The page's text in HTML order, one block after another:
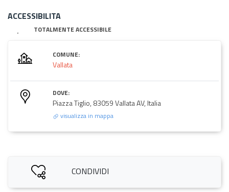
ACCESSIBILITA
TOTALMENTE ACCESSIBILE
COMUNE:
Vallata
DOVE:
Piazza Tiglio, 83059 Vallata AV, Italia
visualizza in mappa
CONDIVIDI